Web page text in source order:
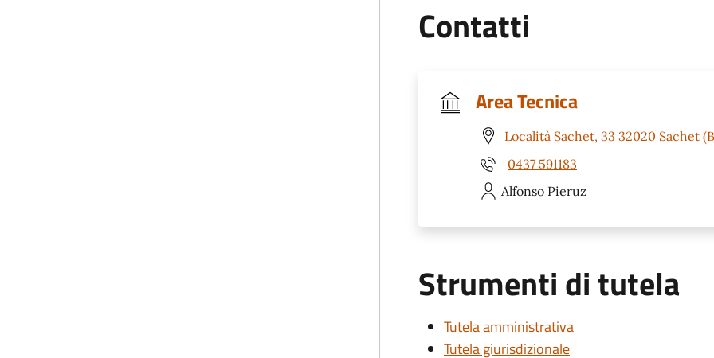
Contatti
Area Tecnica
Località Sachet, 33 32020 Sachet
0437 591183
Alfonso Pieruz
Strumenti di tutela
Tutela amministrativa
Tutela giurisdizionale